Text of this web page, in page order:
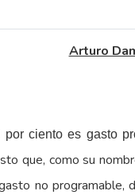
Arturo
ciento es gasto
que, como su
no programable,